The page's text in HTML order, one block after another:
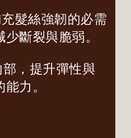
髮絲強韌的必需
斷裂與脆弱。
，提升彈性與
力。